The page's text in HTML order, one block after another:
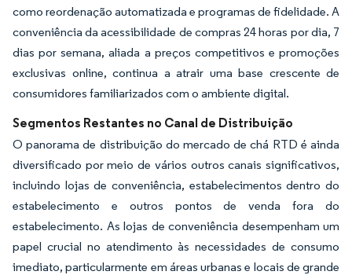
como reordenação automatizada e programas de fidelidade. A
conveniência da acessibilidade de compras 24 horas por dia, 7
dias por semana, aliada a preços competitivos e promoções
exclusivas online, continua a atrair uma base crescente de
consumidores familiarizados com o ambiente digital.
Segmentos Restantes no Canal de Distribuição
O panorama de distribuição do mercado de chá RTD é ainda
diversificado por meio de vários outros canais significativos,
incluindo lojas de conveniência, estabelecimentos dentro do
estabelecimento e outros pontos de venda fora do
estabelecimento. As lojas de conveniência desempenham um
papel crucial no atendimento às necessidades de consumo
imediato, particularmente em áreas urbanas e locais de grande